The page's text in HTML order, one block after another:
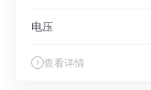
电压
查看详情